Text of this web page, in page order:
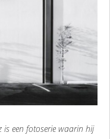
is een fotoserie waarin hij